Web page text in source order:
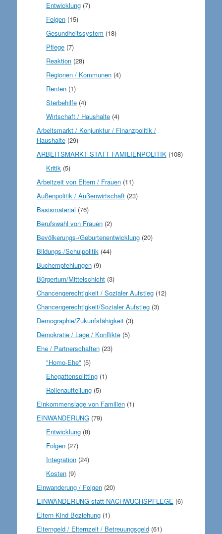
Entwicklung (7)
Folgen (15)
Gesundheitssystem (18)
Pflege (7)
Reaktion (28)
Regionen / Kommunen (4)
Renten (1)
Sterbehilfe (4)
Wirtschaft / Haushalte (4)
Arbeitsmarkt / Konjunktur / Finanzpolitik /
Haushalte(29)
ARBEITSMARKT STATT FAMILIENPOLITIK(108)
Kritik (5)
Arbeitzeit von Eltern / Frauen(11)
Außenpolitik / Außenwirtschaft(23)
Basismaterial (76)
Berufswahl von Frauen(2)
Bevölkerungs-/Geburtenentwicklung(20)
Bildungs-/Schulpolitik(44)
Buchempfehlungen(9)
Bürgertum/Mittelschicht(3)
Chancengerechtigkeit / Sozialer Aufstieg(12)
Chancengerechtigkeit/Sozialer Aufstieg(3)
Demographie/Zukunfsfähigkeit(3)
Demokratie / Lage / Konflikte(5)
Ehe / Partnerschaften(23)
"Homo-Ehe" (5)
Ehegattensplitting (1)
Rollenaufteilung (5)
Einkommenslage von Familien(1)
EINWANDERUNG(79)
Entwicklung (8)
Folgen (27)
Integration (24)
Kosten (9)
Einwanderung / Folgen(20)
EINWANDERUNG statt NACHWUCHSPFLEGE (6)
Eltern-Kind Beziehung(1)
Elterngeld / Elternzeit / Betreuungsgeld(61)